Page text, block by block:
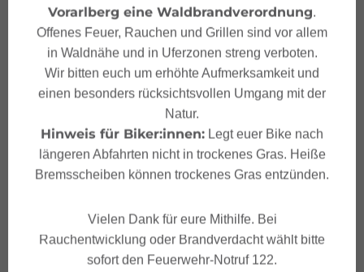
Dein Klostertal Newsle
Ich akzeptiere die Datenschutzbestimmungen
Vorarlberg eine Waldbrandverordnung.
Offenes Feuer, Rauchen und Grillen sind vor allem
in Waldnähe und in Uferzonen streng verboten.
Wir bitten euch um erhöhte Aufmerksamkeit und
einen besonders rücksichtsvollen Umgang mit der
Natur.
Hinweis für Biker:innen: Legt euer Bike nach
längeren Abfahrten nicht in trockenes Gras. Heiße
Bremsscheiben können trockenes Gras entzünden.
Vielen Dank für eure Mithilfe. Bei
Rauchentwicklung oder Brandverdacht wählt bitte
sofort den Feuerwehr-Notruf 122.